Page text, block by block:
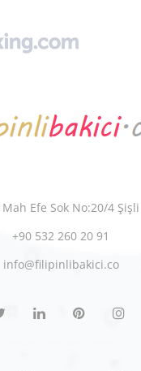
Efe Sok No:20/4
+90 532 260 20 91
info@filipinlibakici.co